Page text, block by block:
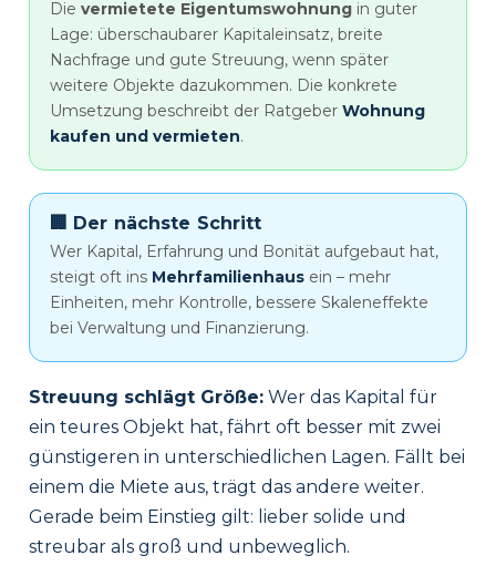
Die vermietete Eigentumswohnung in guter
Lage: überschaubarer Kapitaleinsatz, breite
Nachfrage und gute Streuung, wenn später
weitere Objekte dazukommen. Die konkrete
Umsetzung beschreibt der Ratgeber Wohnung
kaufen und vermieten.
🏢 Der nächste Schritt
Wer Kapital, Erfahrung und Bonität aufgebaut hat,
steigt oft ins Mehrfamilienhaus ein – mehr
Einheiten, mehr Kontrolle, bessere Skaleneffekte
bei Verwaltung und Finanzierung.
Streuung schlägt Größe: Wer das Kapital für
ein teures Objekt hat, fährt oft besser mit zwei
günstigeren in unterschiedlichen Lagen. Fällt bei
einem die Miete aus, trägt das andere weiter.
Gerade beim Einstieg gilt: lieber solide und
streubar als groß und unbeweglich.